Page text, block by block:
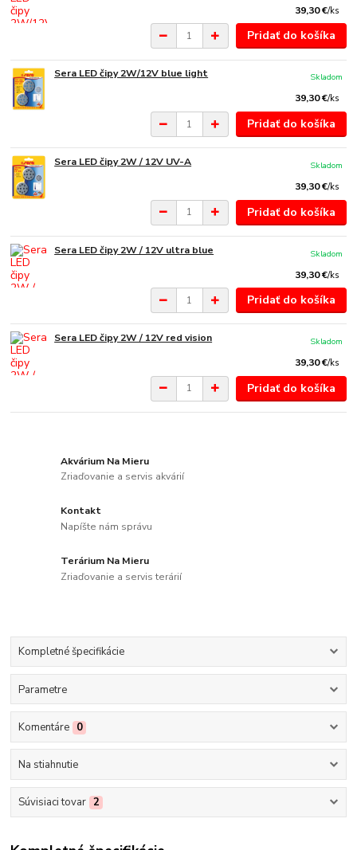
39,30 €/ks
Pridať do košíka
Sera LED čipy 2W/12V blue light
39,30 €/ks
Skladom
Pridať do košíka
Sera LED čipy 2W / 12V UV-A
39,30 €/ks
Skladom
Pridať do košíka
Sera LED čipy 2W / 12V ultra blue
39,30 €/ks
Skladom
Pridať do košíka
Sera LED čipy 2W / 12V red vision
39,30 €/ks
Skladom
Pridať do košíka
Akvárium Na Mieru
Zriaďovanie a servis akvárií
Kontakt
Napíšte nám správu
Terárium Na Mieru
Zriaďovanie a servis terárií
Kompletné špecifikácie
Parametre
Komentáre 0
Na stiahnutie
Súvisiaci tovar 2